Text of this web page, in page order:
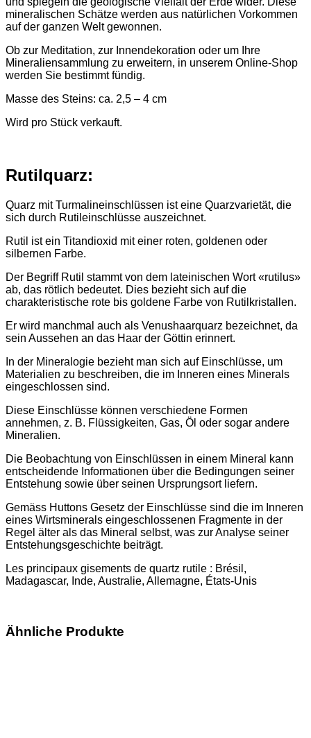
mineralischen Schätze werden aus natürlichen Vorkommen
auf der ganzen Welt gewonnen.
Ob zur Meditation, zur Innendekoration oder um Ihre
Mineraliensammlung zu erweitern, in unserem Online-Shop
werden Sie bestimmt fündig.
Masse des Steins: ca. 2,5 – 4 cm
Wird pro Stück verkauft.
Rutilquarz:
Quarz mit Turmalineinschlüssen ist eine Quarzvarietät, die
sich durch Rutileinschlüsse auszeichnet.
Rutil ist ein Titandioxid mit einer roten, goldenen oder
silbernen Farbe.
Der Begriff Rutil stammt von dem lateinischen Wort «rutilus»
ab, das rötlich bedeutet. Dies bezieht sich auf die
charakteristische rote bis goldene Farbe von Rutilkristallen.
Er wird manchmal auch als Venushaarquarz bezeichnet, da
sein Aussehen an das Haar der Göttin erinnert.
In der Mineralogie bezieht man sich auf Einschlüsse, um
Materialien zu beschreiben, die im Inneren eines Minerals
eingeschlossen sind.
Diese Einschlüsse können verschiedene Formen
annehmen, z. B. Flüssigkeiten, Gas, Öl oder sogar andere
Mineralien.
Die Beobachtung von Einschlüssen in einem Mineral kann
entscheidende Informationen über die Bedingungen seiner
Entstehung sowie über seinen Ursprungsort liefern.
Gemäss Huttons Gesetz der Einschlüsse sind die im Inneren
eines Wirtsminerals eingeschlossenen Fragmente in der
Regel älter als das Mineral selbst, was zur Analyse seiner
Entstehungsgeschichte beiträgt.
Les principaux gisements de quartz rutile : Brésil,
Madagascar, Inde, Australie, Allemagne, États-Unis
Ähnliche Produkte